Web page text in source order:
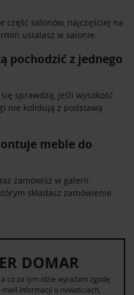
część salonów, najczęściej na
ustalasz w salonie.
pochodzić z jednego
sprawdzą, jeśli wysokość
nie kolidują z podstawą
meble do
zamówisz w galerii.
składasz zamówienie.
DOMAR
co za tym idzie wyrażam zgodę
informacji o nowościach,